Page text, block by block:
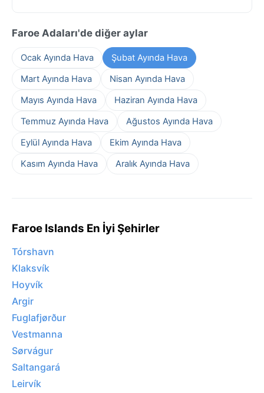
Faroe Adaları'de diğer aylar
Ocak Ayında Hava
Şubat Ayında Hava
Mart Ayında Hava
Nisan Ayında Hava
Mayıs Ayında Hava
Haziran Ayında Hava
Temmuz Ayında Hava
Ağustos Ayında Hava
Eylül Ayında Hava
Ekim Ayında Hava
Kasım Ayında Hava
Aralık Ayında Hava
Faroe Islands En İyi Şehirler
Tórshavn
Klaksvík
Hoyvík
Argir
Fuglafjørður
Vestmanna
Sørvágur
Saltangará
Leirvík